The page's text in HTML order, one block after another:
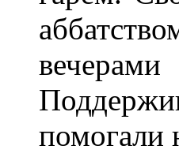
помогали